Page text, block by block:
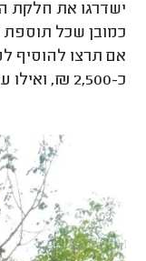
ישדרגו את חלקת
כמובן שכל
אם תרצו להוסיף
כ-2,500 ₪, ואילו על נדנדה כ-1,800 ₪.